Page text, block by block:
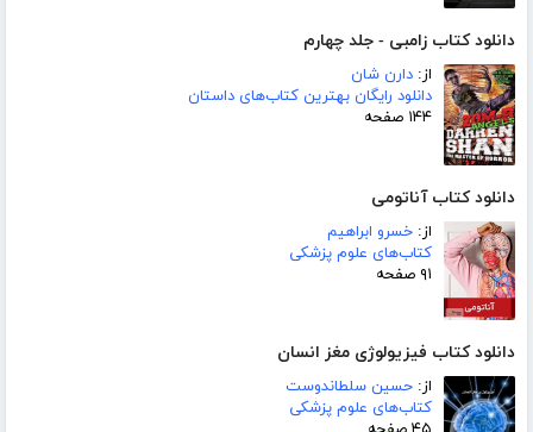
دانلود کتاب زامبی - جلد چهارم
از: دارن شان
دانلود رایگان بهترین کتاب‌های داستان
۱۴۴ صفحه
دانلود کتاب آناتومی
از: خسرو ابراهیم
کتاب‌های علوم پزشکی
۹۱ صفحه
دانلود کتاب فیزیولوژی مغز انسان
از: حسین سلطاندوست
کتاب‌های علوم پزشکی